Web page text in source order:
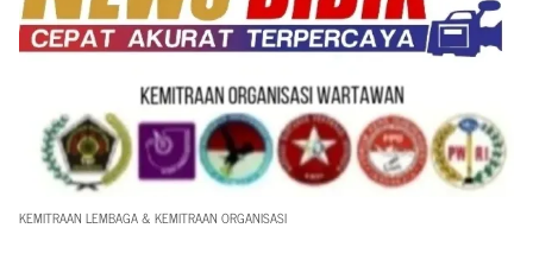
KEMITRAAN LEMBAGA & KEMITRAAN ORGANISASI